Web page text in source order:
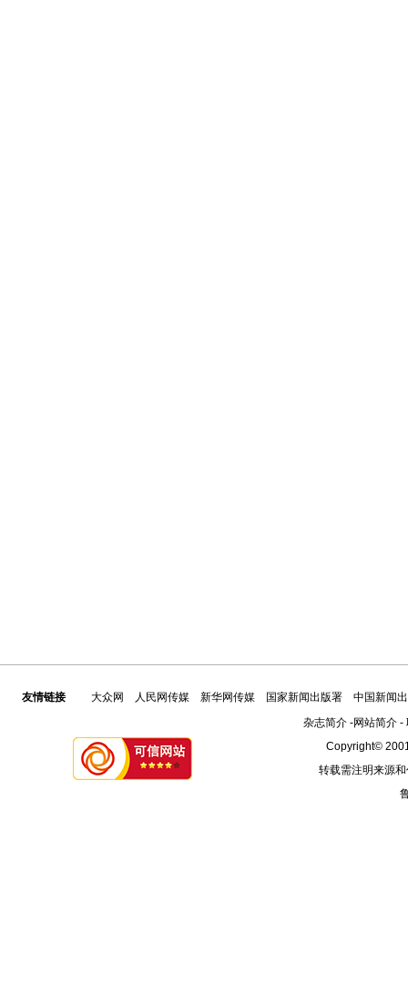
友情链接 大众网 人民网传媒 新华网传媒 国家新闻出版署
中国新闻
杂志简介-网站简介-
Copyright©
转载需注明来源